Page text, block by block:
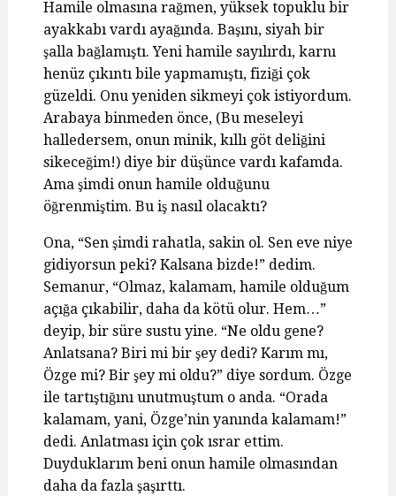
Hamile olmasına rağmen, yüksek topuklu bir
ayakkabı vardı ayağında. Başını, siyah bir
şalla bağlamıştı. Yeni hamile sayılırdı, karnı
henüz çıkıntı bile yapmamıştı, fiziği çok
güzeldi. Onu yeniden sikmeyi çok istiyordum.
Arabaya binmeden önce, (Bu meseleyi
halledersem, onun minik, kıllı göt deliğini
sikeceğim!) diye bir düşünce vardı kafamda.
Ama şimdi onun hamile olduğunu
öğrenmiştim. Bu iş nasıl olacaktı?
Ona, “Sen şimdi rahatla, sakin ol. Sen eve niye
gidiyorsun peki? Kalsana bizde!” dedim.
Semanur, “Olmaz, kalamam, hamile olduğum
açığa çıkabilir, daha da kötü olur. Hem…”
deyip, bir süre sustu yine. “Ne oldu gene?
Anlatsana? Biri mi bir şey dedi? Karım mı,
Özge mi? Bir şey mi oldu?” diye sordum. Özge
ile tartıştığını unutmuştum o anda. “Orada
kalamam, yani, Özge’nin yanında kalamam!”
dedi. Anlatması için çok ısrar ettim.
Duyduklarım beni onun hamile olmasından
daha da fazla şaşırttı.